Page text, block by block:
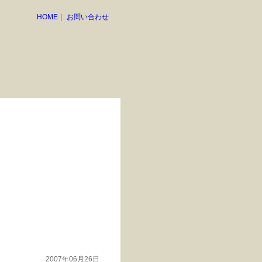
HOME お問い合わせ
2007年06月26日